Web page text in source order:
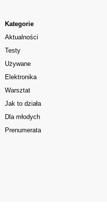
Kategorie
Aktualności
Testy
Używane
Elektronika
Warsztat
Jak to działa
Dla młodych
Prenumerata